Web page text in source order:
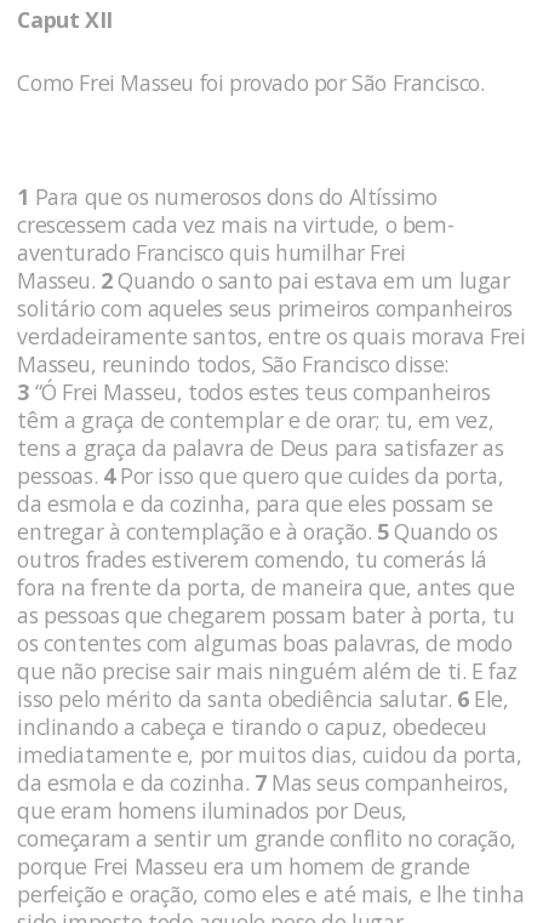
Caput XII
Como Frei Masseu foi provado por São Francisco.
1 Para que os numerosos dons do Altíssimo
crescessem cada vez mais na virtude, o bem-
aventurado Francisco quis humilhar Frei
Masseu. 2Quando o santo pai estava em um lugar
solitário com aqueles seus primeiros companheiros
verdadeiramente santos, entre os quais morava Frei
Masseu, reunindo todos, São Francisco disse:
3 “Ó Frei Masseu, todos estes teus companheiros
têm a graça de contemplar e de orar; tu, em vez,
tens a graça da palavra de Deus para satisfazer as
pessoas. 4 Por isso que quero que cuides da porta,
da esmola e da cozinha, para que eles possam se
entregar à contemplação e à oração. 5Quando os
outros frades estiverem comendo, tu comerás lá
fora na frente da porta, de maneira que, antes que
as pessoas que chegarem possam bater à porta, tu
os contentes com algumas boas palavras, de modo
que não precise sair mais ninguém além de ti. E faz
isso pelo mérito da santa obediência salutar. 6Ele,
inclinando a cabeça e tirando o capuz, obedeceu
imediatamente e, por muitos dias, cuidou da porta,
da esmola e da cozinha. 7 Mas seus companheiros,
que eram homens iluminados por Deus,
começaram a sentir um grande conflito no coração,
porque Frei Masseu era um homem de grande
perfeição e oração, como eles e até mais, e lhe tinha